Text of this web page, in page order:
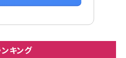
キング